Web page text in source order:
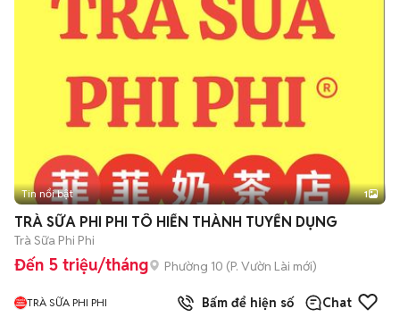
Tin nổi bật 1
TRÀ SỮA PHI PHI TÔ HIẾN THÀNH TUYỂN DỤNG
Trà Sữa Phi Phi
Đến 5 triệu/tháng Phường 10 (P. Vườn Lài mới)
TRÀ SỮA PHI PHI Bấm để hiện số Chat